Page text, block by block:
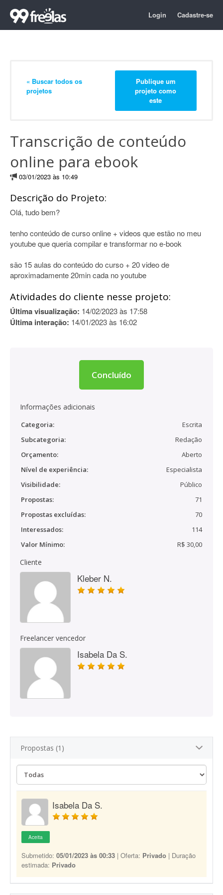
Login Cadastre-se
« Buscar todos os
projetos
Publique um
projeto como
este
Transcrição de conteúdo
online para ebook
03/01/2023 às 10:49
Descrição do Projeto:
Olá, tudo bem?
tenho conteúdo de curso online + videos que estão no meu
youtube que queria compilar e transformar no e-book
são 15 aulas do conteúdo do curso + 20 video de
aproximadamente 20min cada no youtube
Atividades do cliente nesse projeto:
Última visualização: 14/02/2023 às 17:58
Última interação: 14/01/2023 às 16:02
Concluído
Informações adicionais
Categoria:
Escrita
Subcategoria:
Redação
Orçamento:
Aberto
Nível de experiência:
Especialista
Visibilidade:
Público
Propostas:
71
Propostas excluídas:
70
Interessados:
114
Valor Mínimo:
R$ 30,00
Cliente
Kleber N.
Freelancer vencedor
Isabela Da S.
Propostas (1)
Isabela Da S.
Aceita
Submetido: 05/01/2023 às 00:33 | Oferta: Privado | Duração
estimada: Privado